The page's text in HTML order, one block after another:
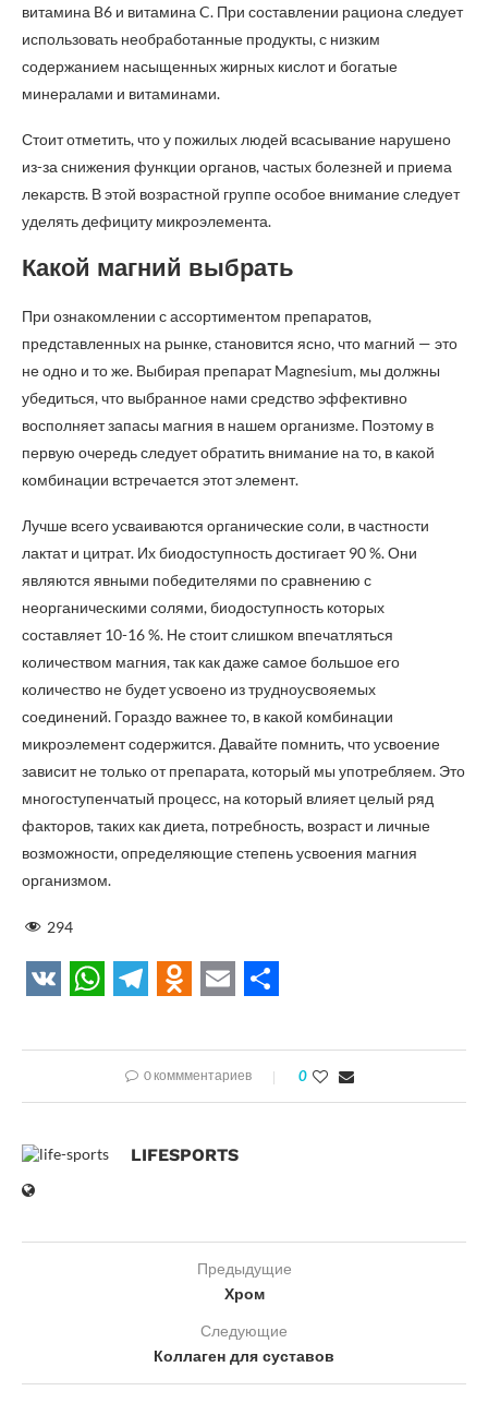
витамина B6 и витамина C. При составлении рациона следует
использовать необработанные продукты, с низким
содержанием насыщенных жирных кислот и богатые
минералами и витаминами.
Стоит отметить, что у пожилых людей всасывание нарушено
из-за снижения функции органов, частых болезней и приема
лекарств. В этой возрастной группе особое внимание следует
уделять дефициту микроэлемента.
Какой магний выбрать
При ознакомлении с ассортиментом препаратов,
представленных на рынке, становится ясно, что магний — это
не одно и то же. Выбирая препарат Magnesium, мы должны
убедиться, что выбранное нами средство эффективно
восполняет запасы магния в нашем организме. Поэтому в
первую очередь следует обратить внимание на то, в какой
комбинации встречается этот элемент.
Лучше всего усваиваются органические соли, в частности
лактат и цитрат. Их биодоступность достигает 90 %. Они
являются явными победителями по сравнению с
неорганическими солями, биодоступность которых
составляет 10-16 %. Не стоит слишком впечатляться
количеством магния, так как даже самое большое его
количество не будет усвоено из трудноусвояемых
соединений. Гораздо важнее то, в какой комбинации
микроэлемент содержится. Давайте помнить, что усвоение
зависит не только от препарата, который мы употребляем. Это
многоступенчатый процесс, на который влияет целый ряд
факторов, таких как диета, потребность, возраст и личные
возможности, определяющие степень усвоения магния
организмом.
294
0 коммментариев 0
LIFESPORTS
Предыдущие
Хром
Следующие
Коллаген для суставов